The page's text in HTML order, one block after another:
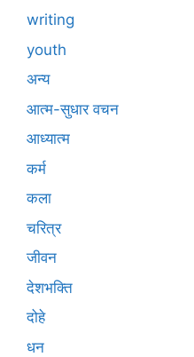
writing
youth
अन्य
आत्म-सुधार वचन
आध्यात्म
कर्म
कला
चरित्र
जीवन
देशभक्ति
दोहे
धन